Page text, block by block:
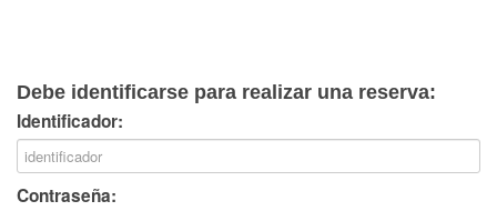
Debe identificarse para realizar una reserva:
Identificador:
Contraseña: